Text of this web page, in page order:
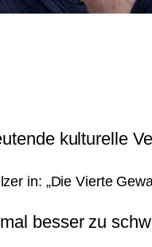
kulturelle
in: „Die Vierte
besser zu